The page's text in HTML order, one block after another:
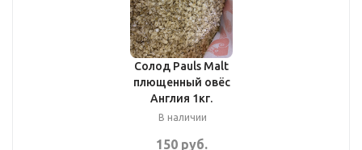
Солод Pauls Malt
плющенный овёс
Англия 1кг.
В наличии
150 руб.